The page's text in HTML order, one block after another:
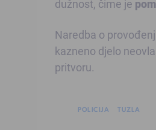
dužnost, čime je
Naredba o
kazneno djelo
pritvoru.
POLICIJA TUZLA